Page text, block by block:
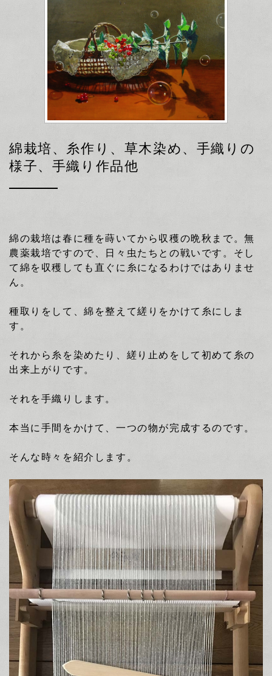
綿栽培、糸作り、草木染め、手織りの
様子、手織り作品他
綿の栽培は春に種を蒔いてから収穫の晩秋まで。無
農薬栽培ですので、日々虫たちとの戦いです。そし
て綿を収穫しても直ぐに糸になるわけではありませ
ん。
種取りをして、綿を整えて縒りをかけて糸にしま
す。
それから糸を染めたり、縒り止めをして初めて糸の
出来上がりです。
それを手織りします。
本当に手間をかけて、一つの物が完成するのです。
そんな時々を紹介します。